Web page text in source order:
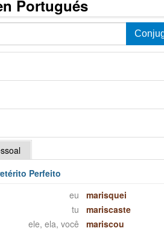
Portugués
Perfeito
eu
marisquei
tu
mariscaste
ele, ela, você
mariscou